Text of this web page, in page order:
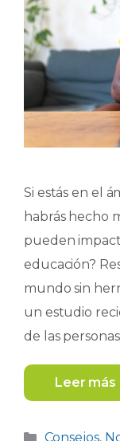
Si estás en el
habrás hecho
pueden
educación?
mundo sin
un estudio
de las
Leer más
Categorías
Consejos,